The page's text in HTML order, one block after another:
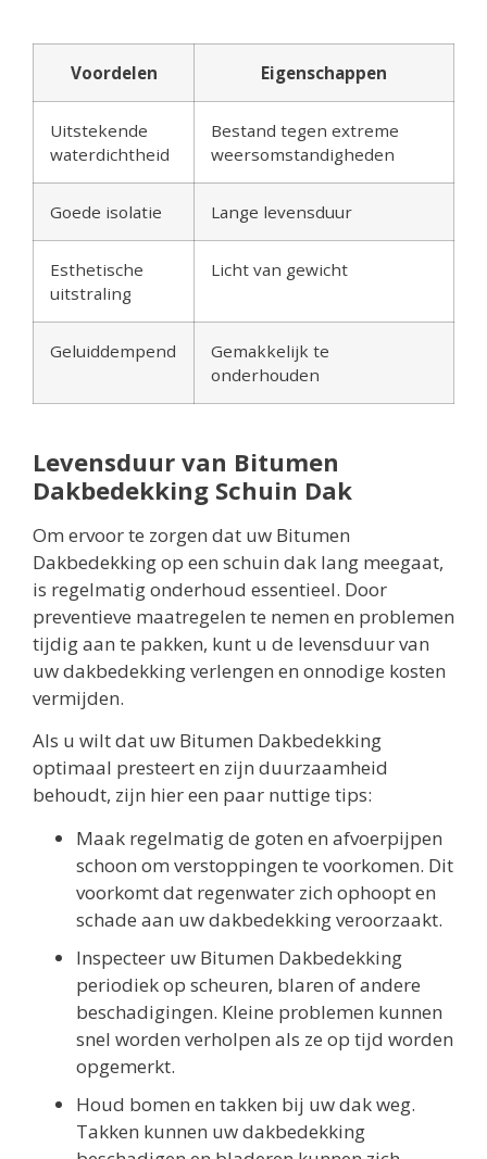
Voordelen Eigenschappen
Uitstekende
waterdichtheid
Bestand tegen extreme
weersomstandigheden
Goede isolatie Lange levensduur
Esthetische
uitstraling
Licht van gewicht
Geluiddempend
Gemakkelijk te
onderhouden
Levensduur van Bitumen
Dakbedekking Schuin Dak
Om ervoor te zorgen dat uw Bitumen
Dakbedekking op een schuin dak lang meegaat,
is regelmatig onderhoud essentieel. Door
preventieve maatregelen te nemen en problemen
tijdig aan te pakken, kunt u de levensduur van
uw dakbedekking verlengen en onnodige kosten
vermijden.
Als u wilt dat uw Bitumen Dakbedekking
optimaal presteert en zijn duurzaamheid
behoudt, zijn hier een paar nuttige tips:
Maak regelmatig de goten en afvoerpijpen
schoon om verstoppingen te voorkomen. Dit
voorkomt dat regenwater zich ophoopt en
schade aan uw dakbedekking veroorzaakt.
Inspecteer uw Bitumen Dakbedekking
periodiek op scheuren, blaren of andere
beschadigingen. Kleine problemen kunnen
snel worden verholpen als ze op tijd worden
opgemerkt.
Houd bomen en takken bij uw dak weg.
Takken kunnen uw dakbedekking